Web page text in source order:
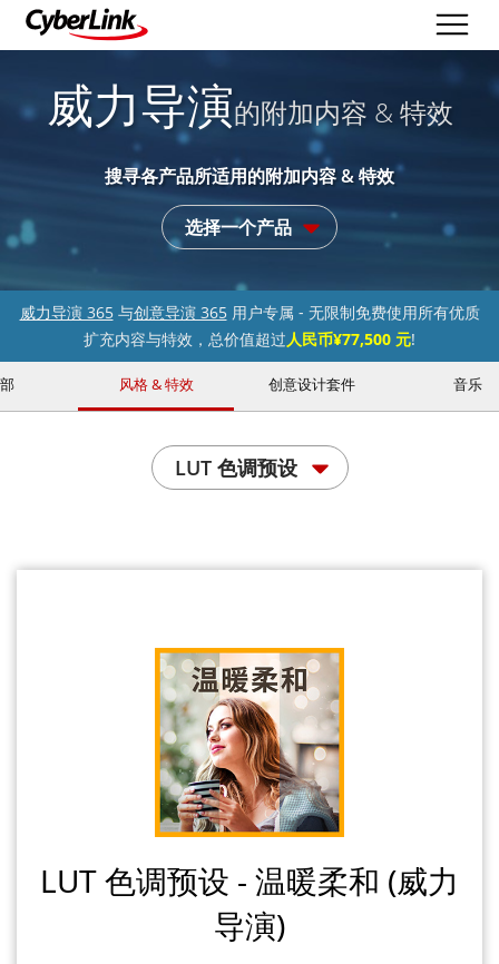
威力导演的附加内容 & 特效
搜寻各产品所适用的附加内容 & 特效
选择一个产品
威力导演 365与创意导演 365用户专属 - 无限制免费使用所有优质
扩充内容与特效，总价值超过人民币¥77,500 元!
风格 & 特效 创意设计套件 音乐
LUT 色调预设
LUT 色调预设 - 温暖柔和 (威力
导演)